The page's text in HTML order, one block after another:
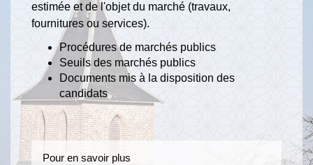
estimée et de l'objet du marché (travaux,
fournitures ou services).
Procédures de marchés publics
Seuils des marchés publics
Documents mis à la disposition des
candidats
Pour en savoir plus